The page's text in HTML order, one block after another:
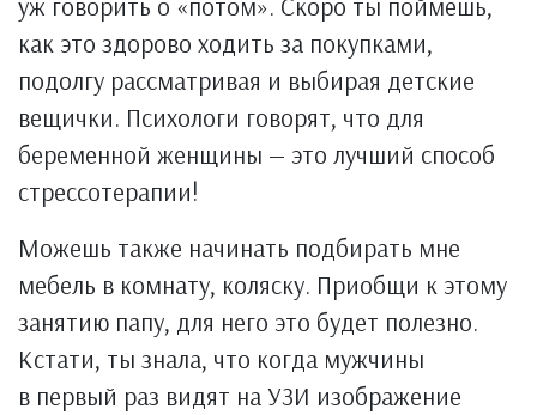
как это здорово ходить за покупками,
подолгу рассматривая и выбирая детские
вещички. Психологи говорят, что для
беременной женщины — это лучший способ
стрессотерапии!
Можешь также начинать подбирать мне
мебель в комнату, коляску. Приобщи к этому
занятию папу, для него это будет полезно.
Кстати, ты знала, что когда мужчины
в первый раз видят на УЗИ изображение